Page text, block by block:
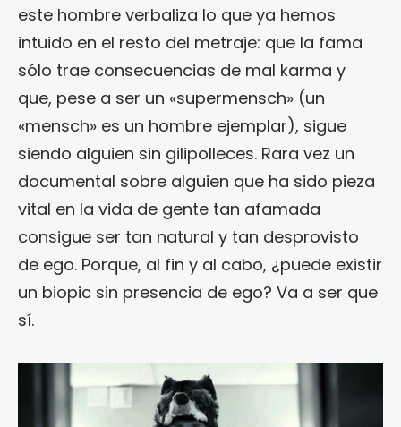
este hombre verbaliza lo que ya hemos
intuido en el resto del metraje: que la fama
sólo trae consecuencias de mal karma y
que, pese a ser un «supermensch» (un
«mensch» es un hombre ejemplar), sigue
siendo alguien sin gilipolleces. Rara vez un
documental sobre alguien que ha sido pieza
vital en la vida de gente tan afamada
consigue ser tan natural y tan desprovisto
de ego. Porque, al fin y al cabo, ¿puede existir
un biopic sin presencia de ego? Va a ser que
sí.